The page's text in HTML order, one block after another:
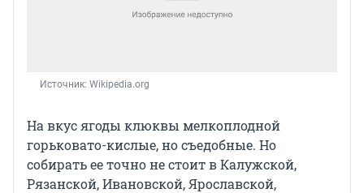
Источник: Wikipedia.org
На вкус ягоды клюквы мелкоплодной
горьковато-кислые, но съедобные. Но
собирать ее точно не стоит в Калужской,
Рязанской, Ивановской, Ярославской,